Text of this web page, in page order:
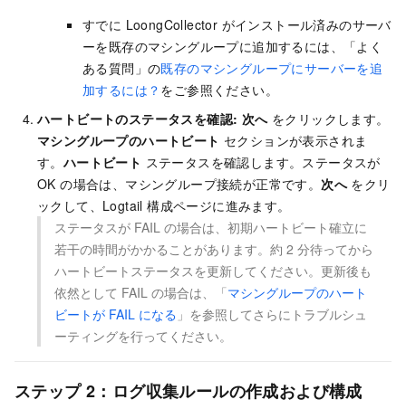
すでに LoongCollector がインストール済みのサーバ
ーを既存のマシングループに追加するには、「よく
ある質問」の既存のマシングループにサーバーを追
加するには？ をご参照ください。
ハートビートのステータスを確認: 次へをクリックします。
マシングループのハートビート セクションが表示されま
す。ハートビート ステータスを確認します。ステータスが
OK の場合は、マシングループ接続が正常です。次へをクリ
ックして、Logtail 構成ページに進みます。
ステータスが FAIL の場合は、初期ハートビート確立に
若干の時間がかかることがあります。約 2 分待ってから
ハートビートステータスを更新してください。更新後も
依然として FAIL の場合は、「マシングループのハート
ビートが FAIL になる 」を参照してさらにトラブルシュ
ーティングを行ってください。
ステップ 2：ログ収集ルールの作成および構成